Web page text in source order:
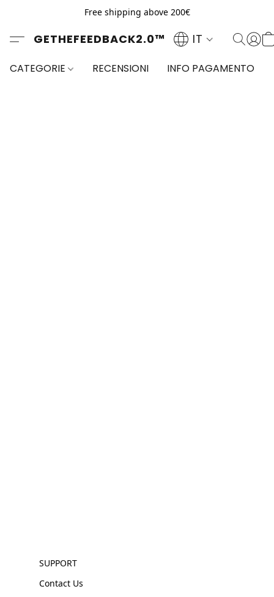
Free shipping above 200€
GETHEFEEDBACK2.0™ IT
CATEGORIE RECENSIONI INFO PAGAMENTO
SUPPORT
Contact Us